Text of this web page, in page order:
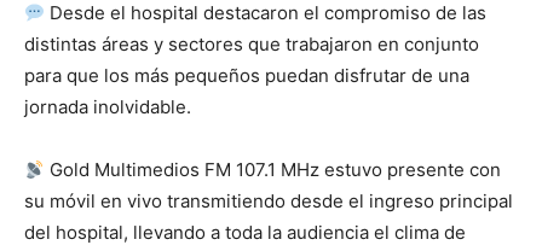
Desde el hospital destacaron el compromiso de las
distintas áreas y sectores que trabajaron en conjunto
para que los más pequeños puedan disfrutar de una
jornada inolvidable.
Gold Multimedios FM 107.1 MHz estuvo presente con
su móvil en vivo transmitiendo desde el ingreso principal
del hospital, llevando a toda la audiencia el clima de